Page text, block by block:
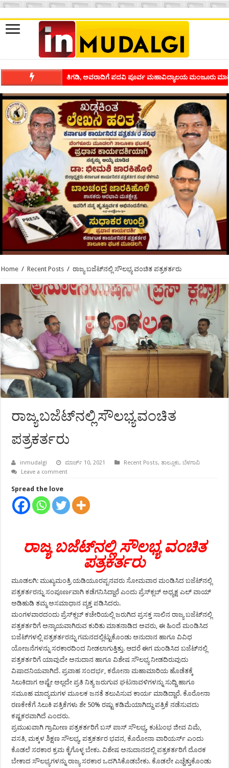
ಶಿವಾಪುರದಲ್ಲಿ ಕವಿಗೋಷ್ಠಿಯ ಸಂಭ್ರಮ ಭಾವನೆಗಳನ್ನು ಕಟ್ಟಿಕೊಡುವ
Home / Recent Posts / ರಾಜ್ಯ ಬಜೆಟ್‍ನಲ್ಲಿ ಸೌಲಭ್ಯ ವಂಚಿತ ಪತ್ರಕರ್ತರು
ರಾಜ್ಯ ಬಜೆಟ್‍ನಲ್ಲಿ ಸೌಲಭ್ಯ ವಂಚಿತ
ಪತ್ರಕರ್ತರು
inmudalgi ಮಾರ್ಚ್ 10, 2021 Recent Posts,ತಾಲ್ಲೂಕು,ಬೆಳಗಾವಿ
Leave a comment
Spread the love
ರಾಜ್ಯ ಬಜೆಟ್‍ನಲ್ಲಿ ಸೌಲಭ್ಯ ವಂಚಿತ
ಪತ್ರಕರ್ತರು
ಮೂಡಲಗಿ: ಮುಖ್ಯಮಂತ್ರಿ ಯಡಿಯೂರಪ್ಪನವರು ಸೋಮವಾರ ಮಂಡಿಸಿದ ಬಜೆಟ್‍ನಲ್ಲಿ
ಪತ್ರಕರ್ತರನ್ನು ಸಂಪೂರ್ಣವಾಗಿ ಕಡೆಗನಿಸಿದ್ದಾರೆ ಎಂದು ಪ್ರೆಸ್‍ಕ್ಲಬ್ ಅಧ್ಯಕ್ಷ ಎಲ್ ವಾಯ್
ಅಡಿಹುಡಿ ತಮ್ಮ ಅಸಮಾಧಾನ ವ್ಯಕ್ತ ಪಡಿಸಿದರು.
ಮಂಗಳವಾರದಂದು ಪ್ರೆಸ್‍ಕ್ಲಬ್ ಕಚೇರಿಯಲ್ಲಿ ಜರುಗಿದ ಪ್ರಸಕ್ತ ಸಾಲಿನ ರಾಜ್ಯ ಬಜೆಟ್‍ನಲ್ಲಿ
ಪತ್ರಕರ್ತರಿಗೆ ಅನ್ಯಾಯವಾಗಿರುವ ಕುರಿತು ಮಾತನಾಡಿದ ಅವರು, ಈ ಹಿಂದೆ ಮಂಡಿಸಿದ
ಬಜೆಟ್‍ಗಳಲ್ಲಿ ಪತ್ರಕರ್ತರನ್ನು ಗಮನದಲ್ಲಿಟ್ಟುಕೊಂಡು ಅನುದಾನ ಹಾಗೂ ವಿವಿಧ
ಯೋಜನೆಗಳನ್ನು ಸರಕಾರದಿಂದ ನೀಡಲಾಗುತ್ತಿತ್ತು. ಆದರೆ ಈಗ ಮಂಡಿಸಿದ ಬಜೆಟ್‍ನಲ್ಲಿ
ಪತ್ರಕರ್ತರಿಗೆ ಯಾವುದೇ ಅನುದಾನ ಹಾಗೂ ವಿಶೇಷ ಸೌಲಭ್ಯ ನೀಡದಿರುವುದು
ವಿಷಾದನಿಯವಾಗಿದೆ. ಪ್ರವಾಹ ಸಂದರ್ಭ, ಕರೋನಾ ಮಹಾಮಾರಿಯ ಹೊಡೆತಕ್ಕೆ
ಸಿಲುಕಿದಾಗ ಅಷ್ಟೇ ಅಲ್ಲದೇ ಪ್ರತಿ ನಿತ್ಯ ಜರುಗುವ ಘಟನಾವಳಿಗಳನ್ನು ಸುದ್ದಿ ಹಾಗೂ
ಸಮೂಹ ಮಾದ್ಯಮಗಳ ಮೂಲಕ ಜನತೆ ತಲುಪಿಸುವ ಕಾರ್ಯ ಮಾಡಿದ್ದಾರೆ. ಕೊರೋನಾ
ರಣಕೇಕೆಗೆ ಸಿಲುಕಿ ಪತ್ರಿಕೆಗಳು ಶೇ 50% ರಷ್ಟು ಕಡಿಮೆಯಾಗಿದ್ದು ಪತ್ರಿಕೆ ನಡೆಸುವದು
ಕಷ್ಟಕರವಾಗಿದೆ ಎಂದರು.
ಪ್ರಮುಖವಾಗಿ ಗ್ರಾಮೀಣ ಪತ್ರಕರ್ತರಿಗೆ ಬಸ್ ಪಾಸ್ ಸೌಲಭ್ಯ, ಕುಟುಂಭ ಜೀವ ವಿಮೆ,
ವಸತಿ, ಮಕ್ಕಳ ಶಿಕ್ಷಣ ಸೌಲಭ್ಯ, ಪತ್ರಕರ್ತರ ಭವನ, ಕೊರೋನಾ ವಾರಿಯರ್ಸ್ ಎಂದು
ಕೊಡಲೆ ಸರಕಾರ ಕ್ರಮ ಕೈಗೊಳ್ಳ ಬೇಕು. ವಿಶೇಷ ಅನುದಾನದಲ್ಲಿ ಪತ್ರಕರ್ತರಿಗೆ ದೊರಕ
ಬೇಕಾದ ಸೌಲಭ್ಯಗಳನ್ನು ರಾಜ್ಯ ಸರಕಾರ ಒದಗಿಸಿಕೊಡಬೇಕು. ಕೊಡಲೇ ಎಚ್ಚೆತ್ತುಕೊಂಡು